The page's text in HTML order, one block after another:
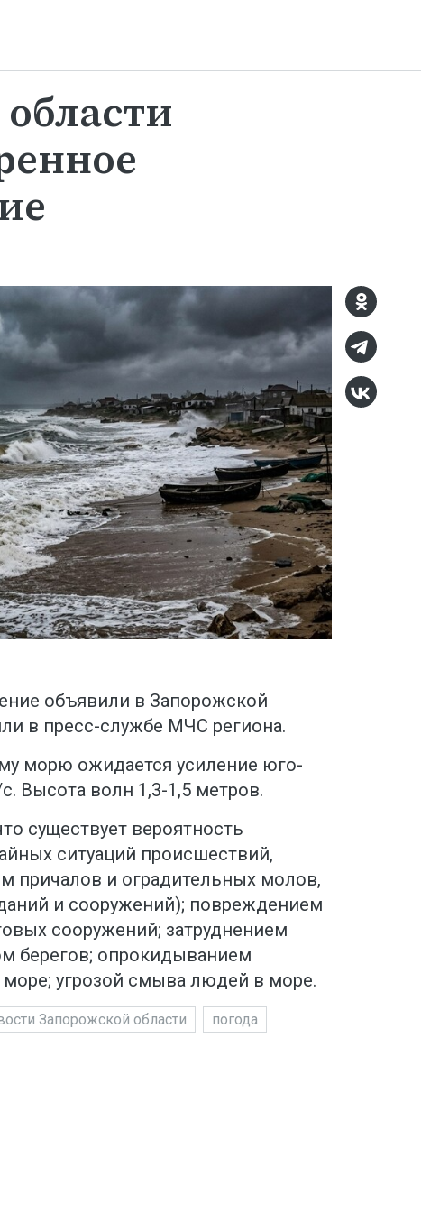
объявили в Запорожской
в пресс-службе МЧС региона.
морю ожидается усиление юго-
Высота волн 1,3-1,5 метров.
существует вероятность
ситуаций происшествий,
причалов и оградительных молов,
и сооружений); повреждением
сооружений; затруднением
берегов; опрокидыванием
угрозой смыва людей в море.
Запорожской области погода